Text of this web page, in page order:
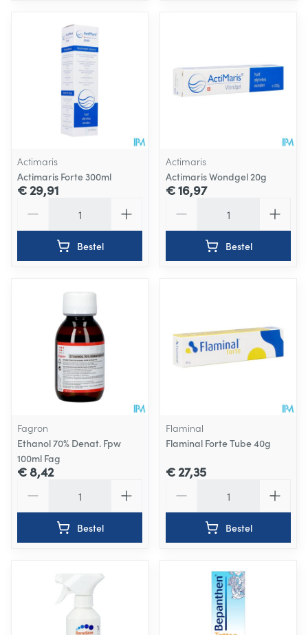
Actimaris
Actimaris Forte 300ml
€ 29,91
Bestel
Actimaris
Actimaris Wondgel 20g
€ 16,97
Bestel
Fagron
Ethanol 70% Denat. Fpw
100ml Fag
€ 8,42
Bestel
Flaminal
Flaminal Forte Tube 40g
€ 27,35
Bestel